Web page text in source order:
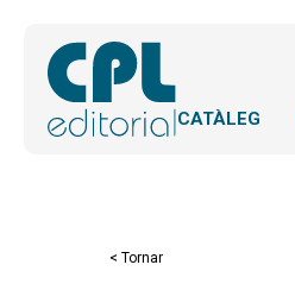
CATÀLEG
< Tornar